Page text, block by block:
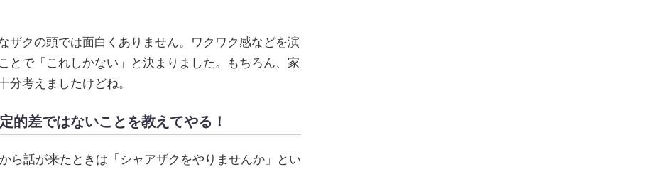
ザクの頭では面白くありません。ワクワク感などを演
とで「これしかない」と決まりました。もちろん、家
分考えましたけどね。
的差ではないことを教えてやる！
ら話が来たときは「シャアザクをやりませんか」とい